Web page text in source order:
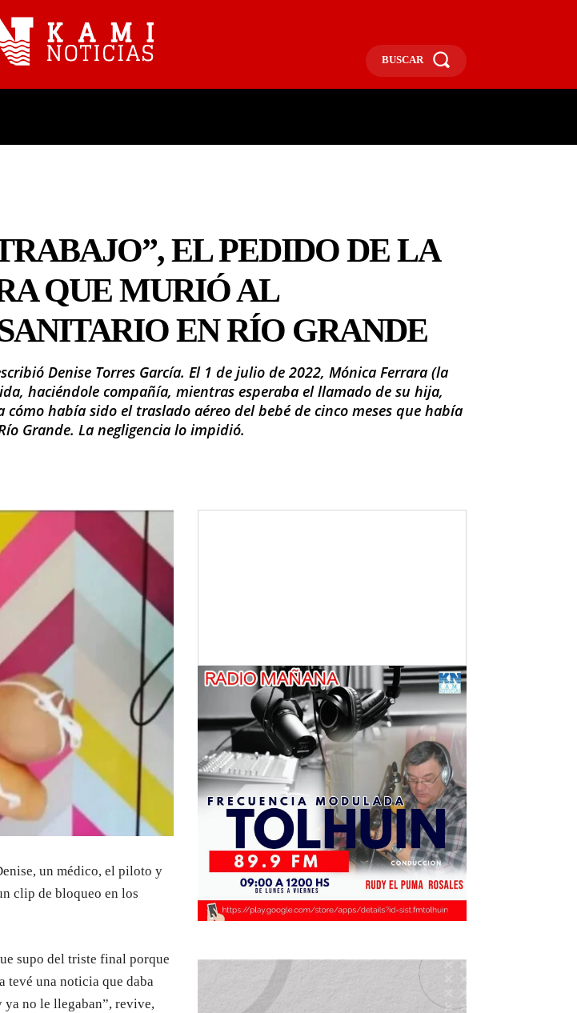
BUSCAR
EL PEDIDO DE LA
QUE MURIÓ AL
EN RÍO GRANDE
Denise Torres García. El 1 de julio de 2022, Mónica Ferrara (la
haciéndole compañía, mientras esperaba el llamado de su hija,
había sido el traslado aéreo del bebé de cinco meses que había
Grande. La negligencia lo impidió.
un médico, el piloto y
clip de bloqueo en los
supo del triste final porque
tevé una noticia que daba
ya no le llegaban”, revive,